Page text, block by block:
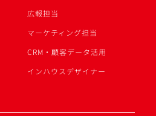
広報担当
マーケティング担当
CRM・顧客データ活用
インハウスデザイナー